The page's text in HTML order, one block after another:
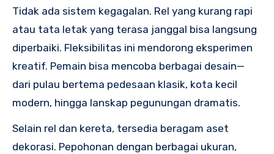
Tidak ada sistem kegagalan. Rel yang kurang rapi
atau tata letak yang terasa janggal bisa langsung
diperbaiki. Fleksibilitas ini mendorong eksperimen
kreatif. Pemain bisa mencoba berbagai desain—
dari pulau bertema pedesaan klasik, kota kecil
modern, hingga lanskap pegunungan dramatis.
Selain rel dan kereta, tersedia beragam aset
dekorasi. Pepohonan dengan berbagai ukuran,